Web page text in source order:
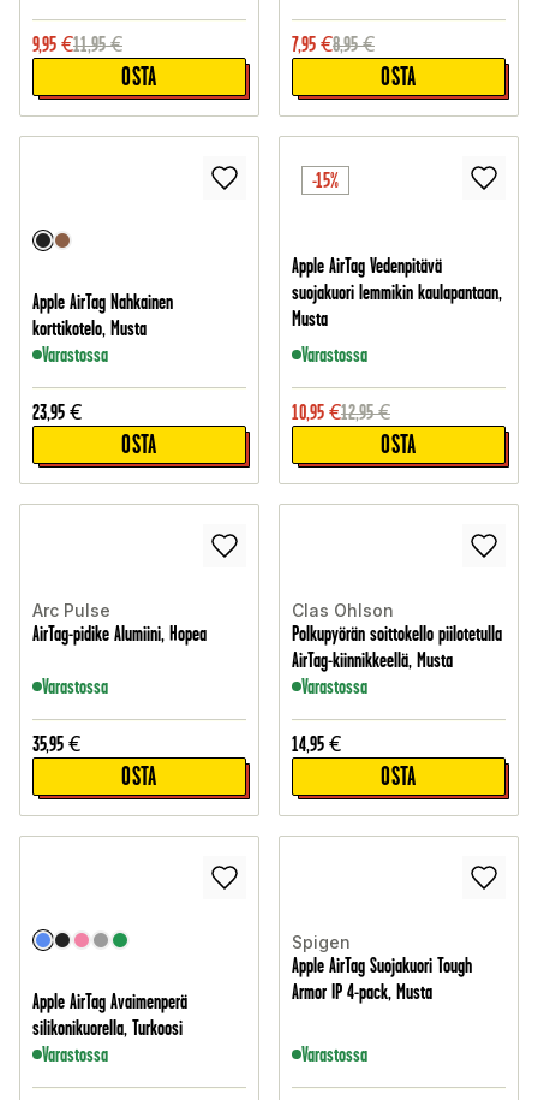
9,95 €11,95 €
OSTA
7,95 €8,95 €
OSTA
Apple AirTag Nahkainen
korttikotelo, Musta
Varastossa
23,95 €
OSTA
-15%
Apple AirTag Vedenpitävä
suojakuori lemmikin kaulapantaan,
Musta
Varastossa
10,95 €12,95 €
OSTA
Arc Pulse
AirTag-pidike Alumiini, Hopea
Varastossa
35,95 €
OSTA
Clas Ohlson
Polkupyörän soittokello piilotetulla
AirTag-kiinnikkeellä, Musta
Varastossa
14,95 €
OSTA
Apple AirTag Avaimenperä
silikonikuorella, Turkoosi
Varastossa
Spigen
Apple AirTag Suojakuori Tough
Armor IP 4-pack, Musta
Varastossa